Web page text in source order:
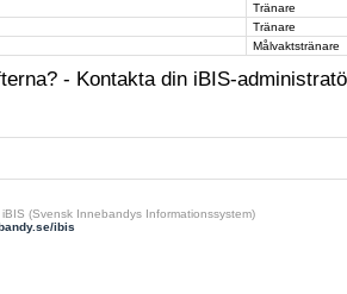
Tränare
Tränare
Målvaktstränare
- Kontakta din iBIS-
(Svensk Innebandys Informationssystem)
ibis